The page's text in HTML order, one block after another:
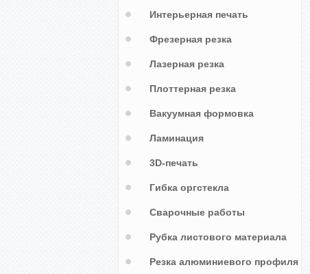
Трафарет с надписью "Ран-газ"
Трафарет с надписью на баллон
"ГАЗ"
Интерьерная печать
Фрезерная резка
Лазерная резка
Плоттерная резка
Вакуумная формовка
Ламинация
3D-печать
Гибка оргстекла
Сварочные работы
Рубка листового материала
Резка алюминиевого профиля